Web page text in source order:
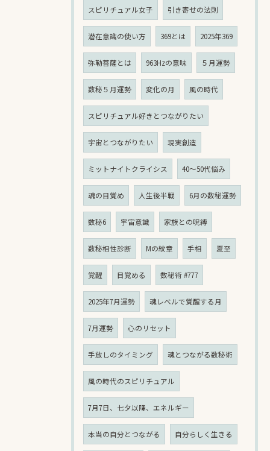
スピリチュアル女子 引き寄せの法則
潜在意識の使い方 369とは 2025年369
弥勒菩薩とは 963Hzの意味 ５月運勢
数秘５月運勢 変化の月 風の時代
スピリチュアル好きとつながりたい
宇宙とつながりたい 現実創造
ミットナイトクライシス 40〜50代悩み
魂の目覚め 人生後半戦 6月の数秘運勢
数秘6 宇宙意識 家族との呪縛
数秘相性診断 Mの紋章 手相 夏至
覚醒 目覚める 数秘術 #777
2025年7月運勢 魂レベルで覚醒する月
7月運勢 心のリセット
手放しのタイミング 魂とつながる数秘術
風の時代のスピリチュアル
7月7日、七夕以降、エネルギー
本当の自分とつながる 自分らしく生きる